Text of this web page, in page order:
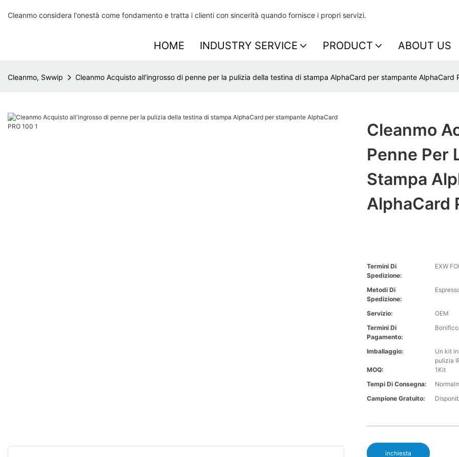
Cleanmo considera l'onestà come fondamento e tratta i clienti con sincerità quando fornisce i propri servizi.
HOME INDUSTRY SERVICE PRODUCT ABOUT US
Cleanmo, Swwip Cleanmo Acquisto all'ingrosso di penne per la pulizia della testina di stampa AlphaCard per stampante AlphaCard
Cleanmo
Penne Per
Stampa
AlphaCard
Termini Di
Spedizione:
EXW
Metodi Di
Spedizione:
Servizio:
OEM
Termini Di
Pagamento:
Imballaggio:
Un kit
pulizia
MOQ:
1Kit
Tempi Di Consegna:
Campione Gratuito:
inchiesta